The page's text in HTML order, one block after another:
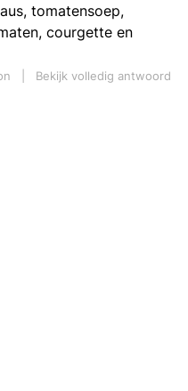
tomatensoep,
courgette en
Bekijk volledig antwoord